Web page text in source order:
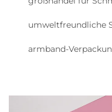
umweltfreundliche
armband-